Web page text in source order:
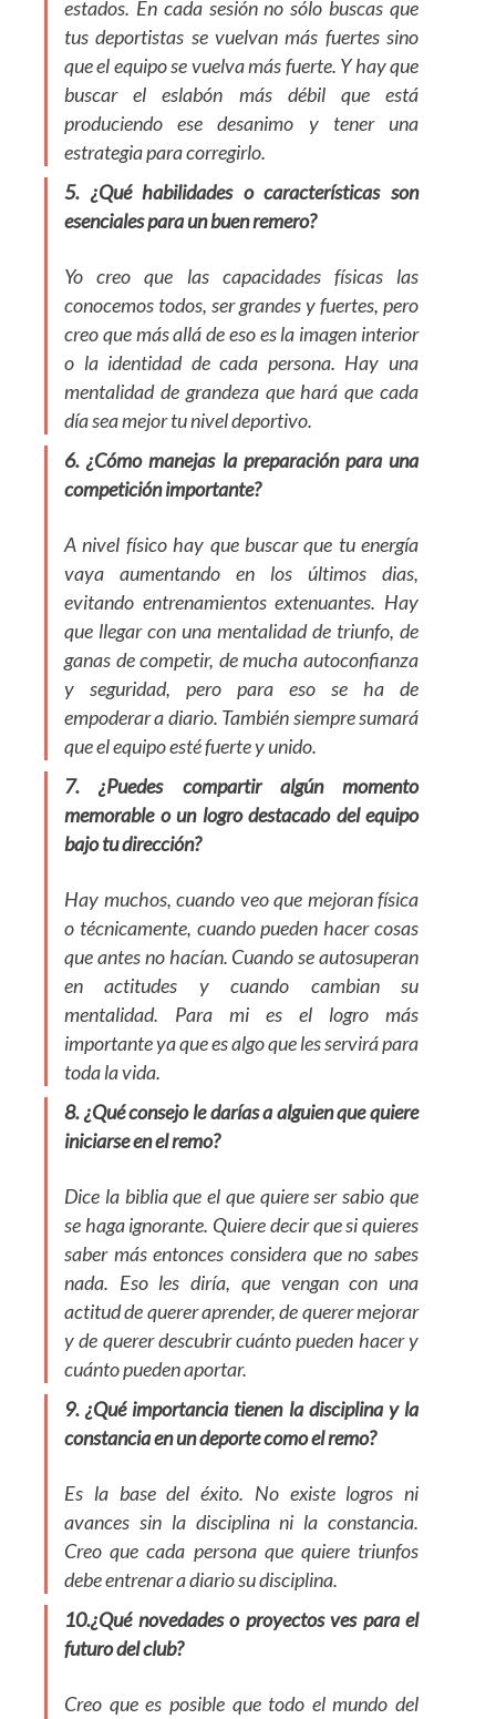
estados. En cada sesión no sólo buscas que
tus deportistas se vuelvan más fuertes sino
que el equipo se vuelva más fuerte. Y hay que
buscar el eslabón más débil que está
produciendo ese desanimo y tener una
estrategia para corregirlo.
5. ¿Qué habilidades o características son
esenciales para un buen remero?
Yo creo que las capacidades físicas las
conocemos todos, ser grandes y fuertes, pero
creo que más allá de eso es la imagen interior
o la identidad de cada persona. Hay una
mentalidad de grandeza que hará que cada
día sea mejor tu nivel deportivo.
6. ¿Cómo manejas la preparación para una
competición importante?
A nivel físico hay que buscar que tu energía
vaya aumentando en los últimos dias,
evitando entrenamientos extenuantes. Hay
que llegar con una mentalidad de triunfo, de
ganas de competir, de mucha autoconfianza
y seguridad, pero para eso se ha de
empoderar a diario. También siempre sumará
que el equipo esté fuerte y unido.
7. ¿Puedes compartir algún momento
memorable o un logro destacado del equipo
bajo tu dirección?
Hay muchos, cuando veo que mejoran física
o técnicamente, cuando pueden hacer cosas
que antes no hacían. Cuando se autosuperan
en actitudes y cuando cambian su
mentalidad. Para mi es el logro más
importante ya que es algo que les servirá para
toda la vida.
8. ¿Qué consejo le darías a alguien que quiere
iniciarse en el remo?
Dice la biblia que el que quiere ser sabio que
se haga ignorante. Quiere decir que si quieres
saber más entonces considera que no sabes
nada. Eso les diría, que vengan con una
actitud de querer aprender, de querer mejorar
y de querer descubrir cuánto pueden hacer y
cuánto pueden aportar.
9. ¿Qué importancia tienen la disciplina y la
constancia en un deporte como el remo?
Es la base del éxito. No existe logros ni
avances sin la disciplina ni la constancia.
Creo que cada persona que quiere triunfos
debe entrenar a diario su disciplina.
10.¿Qué novedades o proyectos ves para el
futuro del club?
Creo que es posible que todo el mundo del